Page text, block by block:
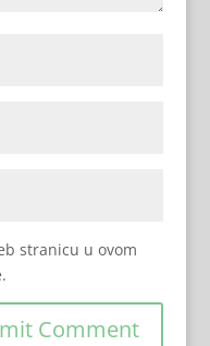
stranicu u ovom